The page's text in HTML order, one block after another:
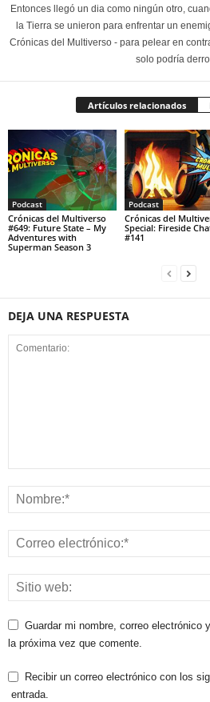
Entonces llegó un dia como ningún otro,
la Tierra se unieron para enfrentar un
Crónicas del Multiverso - para pelear en
solo podría
Artículos relacionados
Podcast
Crónicas del Multiverso
#649: Future State – My
Adventures with
Superman Season 3
Podcast
Crónicas del
Special: Fireside
#141
DEJA UNA RESPUESTA
Guardar mi nombre, correo electrónico
la próxima vez que comente.
Recibir un correo electrónico con los
entrada.